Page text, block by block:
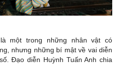
một trong những nhân vật có
nhưng những bí mật về vai diễn
Đạo diễn Huỳnh Tuấn Anh chia